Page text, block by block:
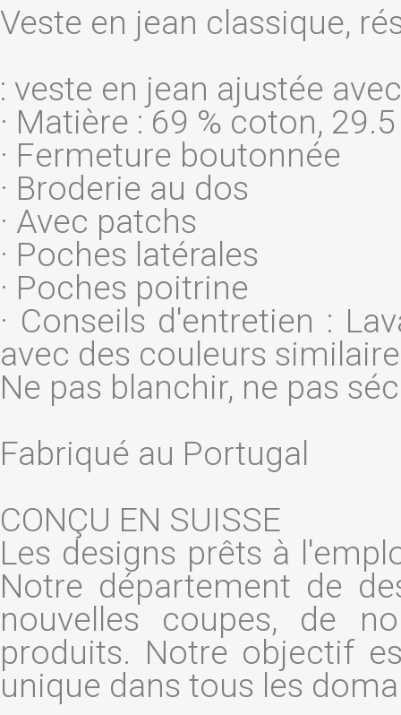
Veste en jean classique,
: veste en jean ajustée
· Matière : 69 % coton,
· Fermeture boutonnée
· Broderie au dos
· Avec patchs
· Poches latérales
· Poches poitrine
· Conseils d'entretien :
avec des couleurs
Ne pas blanchir, ne pas
Fabriqué au Portugal
CONÇU EN SUISSE
Les designs prêts à
Notre département de
nouvelles coupes, de
produits. Notre objectif
unique dans tous les